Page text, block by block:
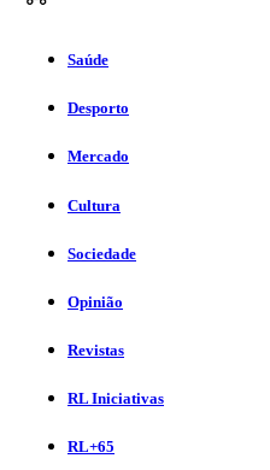
Saúde
Desporto
Mercado
Cultura
Sociedade
Opinião
Revistas
RL Iniciativas
RL+65